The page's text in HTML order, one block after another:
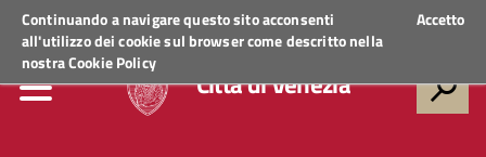
Continuando a navigare questo sito acconsenti
all'utilizzo dei cookie sul browser come descritto nella
nostraCookie Policy
Accetto
Regione VenetoACCEDI AI SERVIZI
Città di Venezia